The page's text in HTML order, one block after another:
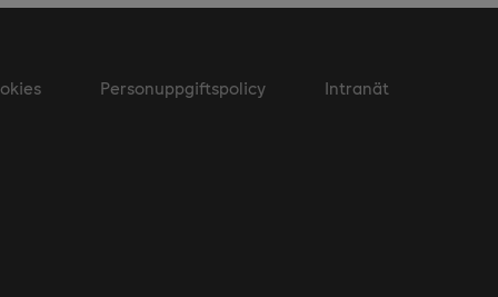
Personuppgiftspolicy Intranät